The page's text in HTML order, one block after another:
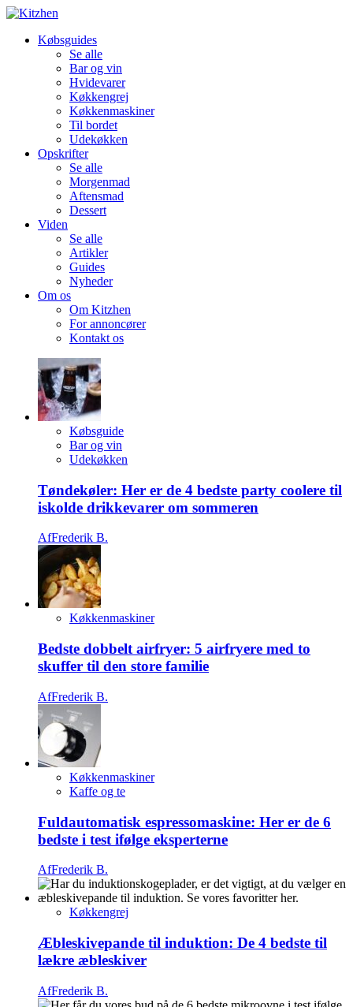
Købsguides
Se alle
Bar og vin
Hvidevarer
Køkkengrej
Køkkenmaskiner
Til bordet
Udekøkken
Opskrifter
Se alle
Morgenmad
Aftensmad
Dessert
Viden
Se alle
Artikler
Guides
Nyheder
Om os
Om Kitzhen
For annoncører
Kontakt os
Købsguide
Bar og vin
Udekøkken
Tøndekøler: Her er de 4 bedste party coolere til
iskolde drikkevarer om sommeren
AfFrederik B.
Køkkenmaskiner
Bedste dobbelt airfryer: 5 airfryere med to
skuffer til den store familie
AfFrederik B.
Køkkenmaskiner
Kaffe og te
Fuldautomatisk espressomaskine: Her er de 6
bedste i test ifølge eksperterne
AfFrederik B.
Køkkengrej
Æbleskivepande til induktion: De 4 bedste til
lækre æbleskiver
AfFrederik B.